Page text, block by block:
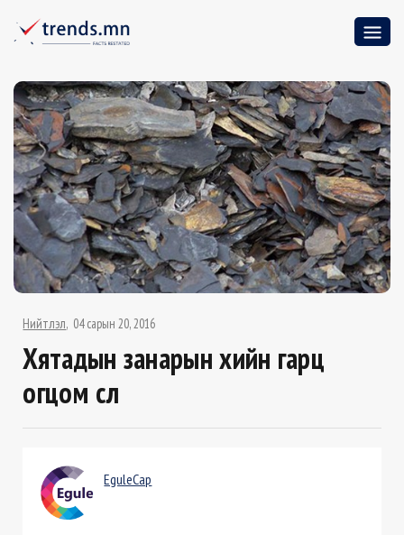
Нийтлэл 04 сарын 20, 2016
Хятадын занарын хийн гарц
огцом өслөө
EguleCap